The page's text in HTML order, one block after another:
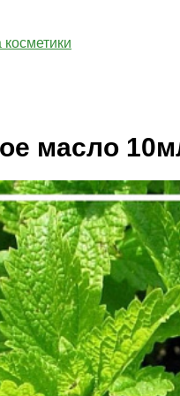
масло